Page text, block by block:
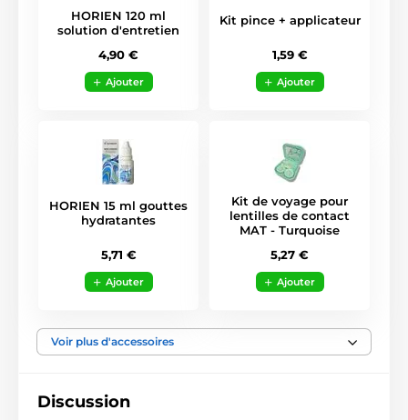
HORIEN 120 ml
solution d'entretien
4,90 €
Ajouter
Kit pince + applicateur
1,59 €
Ajouter
HORIEN 15 ml gouttes
hydratantes
5,71 €
Ajouter
Kit de voyage pour
lentilles de contact
MAT - Turquoise
5,27 €
Ajouter
Voir plus d'accessoires
Discussion